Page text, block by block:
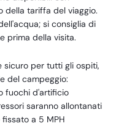
della tariffa del viaggio.
si consiglia di
prima della visita.
sicuro per tutti gli ospiti,
del campeggio:
fuochi d'artificio
saranno allontanati
a 5 MPH